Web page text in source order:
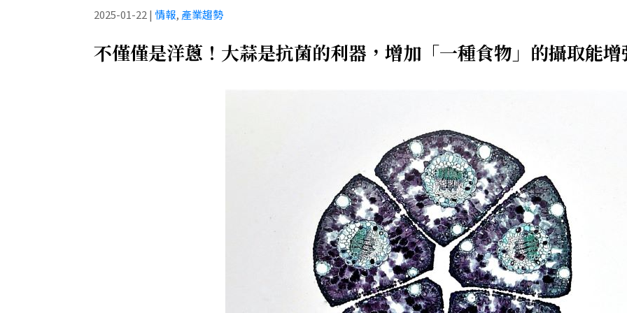
2025-01-22 |情報, 產業趨勢
不僅僅是洋蔥！大蒜是抗菌的利器，增加「一種食物」的攝取能